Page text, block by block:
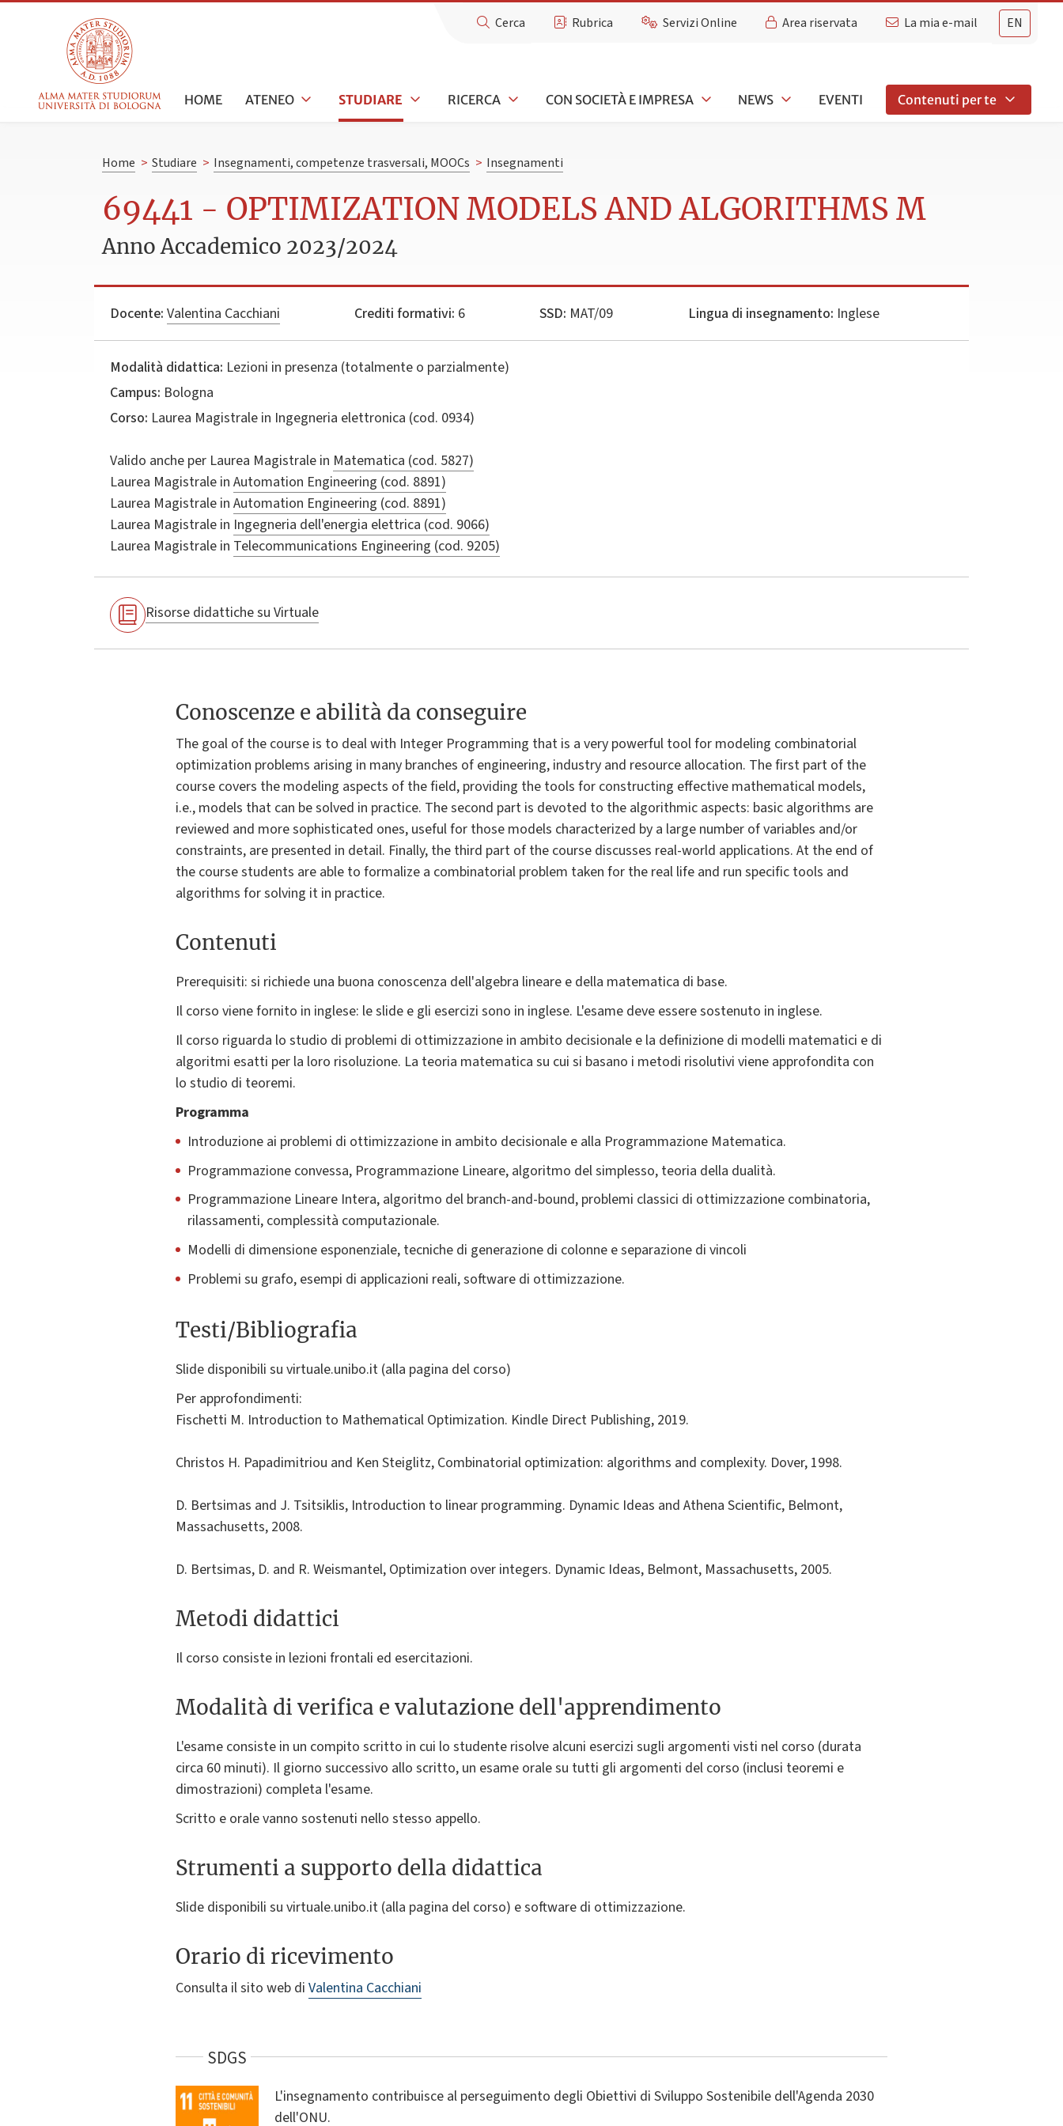
EN
Cerca Rubrica Servizi Online Area riservata La mia e-mail
HOME ATENEO STUDIARE RICERCA CON SOCIETÀ E IMPRESA NEWS EVENTI Contenuti per te
Home > Studiare > Insegnamenti, competenze trasversali, MOOCs > Insegnamenti
69441 - OPTIMIZATION MODELS AND ALGORITHMS M
Anno Accademico 2023/2024
Docente: Valentina Cacchiani Crediti formativi: 6 SSD: MAT/09 Lingua di insegnamento: Inglese
Modalità didattica: Lezioni in presenza (totalmente o parzialmente)
Campus: Bologna
Corso: Laurea Magistrale in Ingegneria elettronica (cod. 0934)
Valido anche per Laurea Magistrale in Matematica (cod. 5827)
Laurea Magistrale in Automation Engineering (cod. 8891)
Laurea Magistrale in Automation Engineering (cod. 8891)
Laurea Magistrale in Ingegneria dell'energia elettrica (cod. 9066)
Laurea Magistrale in Telecommunications Engineering (cod. 9205)
Risorse didattiche su Virtuale
Conoscenze e abilità da conseguire
The goal of the course is to deal with Integer Programming that is a very powerful tool for modeling combinatorial
optimization problems arising in many branches of engineering, industry and resource allocation. The first part of the
course covers the modeling aspects of the field, providing the tools for constructing effective mathematical models,
i.e., models that can be solved in practice. The second part is devoted to the algorithmic aspects: basic algorithms are
reviewed and more sophisticated ones, useful for those models characterized by a large number of variables and/or
constraints, are presented in detail. Finally, the third part of the course discusses real-world applications. At the end of
the course students are able to formalize a combinatorial problem taken for the real life and run specific tools and
algorithms for solving it in practice.
Contenuti
Prerequisiti: si richiede una buona conoscenza dell'algebra lineare e della matematica di base.
Il corso viene fornito in inglese: le slide e gli esercizi sono in inglese. L'esame deve essere sostenuto in inglese.
Il corso riguarda lo studio di problemi di ottimizzazione in ambito decisionale e la definizione di modelli matematici e di
algoritmi esatti per la loro risoluzione. La teoria matematica su cui si basano i metodi risolutivi viene approfondita con
lo studio di teoremi.
Programma
Introduzione ai problemi di ottimizzazione in ambito decisionale e alla Programmazione Matematica.
Programmazione convessa, Programmazione Lineare, algoritmo del simplesso, teoria della dualità.
Programmazione Lineare Intera, algoritmo del branch-and-bound, problemi classici di ottimizzazione combinatoria,
rilassamenti, complessità computazionale.
Modelli di dimensione esponenziale, tecniche di generazione di colonne e separazione di vincoli
Problemi su grafo, esempi di applicazioni reali, software di ottimizzazione.
Testi/Bibliografia
Slide disponibili su virtuale.unibo.it (alla pagina del corso)
Per approfondimenti:
Fischetti M. Introduction to Mathematical Optimization. Kindle Direct Publishing, 2019.
Christos H. Papadimitriou and Ken Steiglitz, Combinatorial optimization: algorithms and complexity. Dover, 1998.
D. Bertsimas and J. Tsitsiklis, Introduction to linear programming. Dynamic Ideas and Athena Scientific, Belmont,
Massachusetts, 2008.
D. Bertsimas, D. and R. Weismantel, Optimization over integers. Dynamic Ideas, Belmont, Massachusetts, 2005.
Metodi didattici
Il corso consiste in lezioni frontali ed esercitazioni.
Modalità di verifica e valutazione dell'apprendimento
L'esame consiste in un compito scritto in cui lo studente risolve alcuni esercizi sugli argomenti visti nel corso (durata
circa 60 minuti). Il giorno successivo allo scritto, un esame orale su tutti gli argomenti del corso (inclusi teoremi e
dimostrazioni) completa l'esame.
Scritto e orale vanno sostenuti nello stesso appello.
Strumenti a supporto della didattica
Slide disponibili su virtuale.unibo.it (alla pagina del corso) e software di ottimizzazione.
Orario di ricevimento
Consulta il sito web di Valentina Cacchiani
SDGS
L'insegnamento contribuisce al perseguimento degli Obiettivi di Sviluppo Sostenibile dell'Agenda 2030
dell'ONU.